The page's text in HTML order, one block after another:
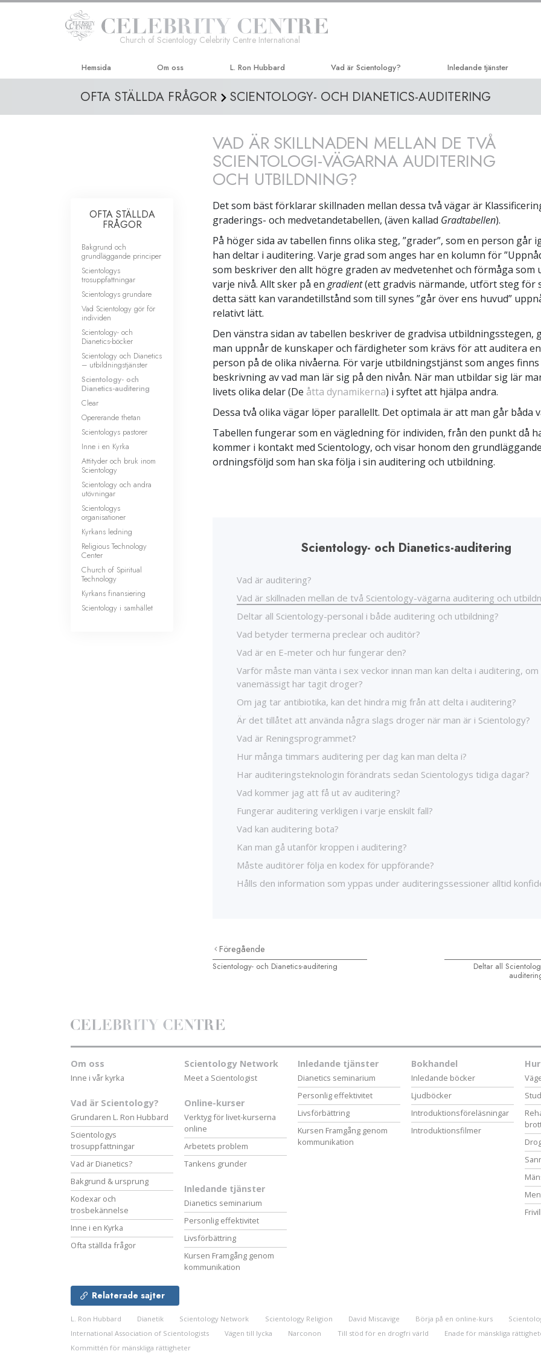
Church of Scientology Celebrity Centre International
Hemsida Om oss L. Ron Hubbard Vad är Scientology?
Trossatser och religiösa bruk
Vad scientologer säger om
Scientology
Träffa en scientolog
Scientologys grundprinciper
En introduktion till Dianetics
Kärlek och hat –
Vad är storhet?
Inledande tjänster
Hubbard-Dianetik-seminariet
Livsförbättring
Framgång genom
OFTA STÄLLDA FRÅGOR SCIENTOLOGY- OCH DIANETICS-AUDITERING
VAD ÄR SKILLNADEN MELLAN DE TVÅ
SCIENTOLOGI-VÄGARNA AUDITERING
OCH UTBILDNING?
Det som bäst förklarar skillnaden mellan dessa två vägar är
graderings- och medvetandetabellen, (även kallad Gradtabellen).
På höger sida av tabellen finns olika steg, ”grader”, som en person går
han deltar i auditering. Varje grad som anges har en kolumn för
som beskriver den allt högre graden av medvetenhet och förmåga som
varje nivå. Allt sker på en gradient(ett gradvis närmande, utfört steg för
detta sätt kan varandetillstånd som till synes ”går över ens huvud”
relativt lätt.
Den vänstra sidan av tabellen beskriver de gradvisa utbildningsstegen,
man uppnår de kunskaper och färdigheter som krävs för att auditera
person på de olika nivåerna. För varje utbildningstjänst som anges finns
beskrivning av vad man lär sig på den nivån. När man utbildar sig lär
livets olika delar (De åtta dynamikerna) i syftet att hjälpa andra.
Dessa två olika vägar löper parallellt. Det optimala är att man går båda
Tabellen fungerar som en vägledning för individen, från den punkt då
kommer i kontakt med Scientology, och visar honom den grundläggande
ordningsföljd som han ska följa i sin auditering och utbildning.
Scientology- och Dianetics-auditering
Vad är auditering?
Vad är skillnaden mellan de två Scientology-vägarna auditering och
Deltar all Scientology-personal i både auditering och utbildning?
Vad betyder termerna preclear och auditör?
Vad är en E-meter och hur fungerar den?
Varför måste man vänta i sex veckor innan man kan delta i auditering, om
vanemässigt har tagit droger?
Om jag tar antibiotika, kan det hindra mig från att delta i auditering?
Är det tillåtet att använda några slags droger när man är i Scientology?
Vad är Reningsprogrammet?
Hur många timmars auditering per dag kan man delta i?
Har auditeringsteknologin förändrats sedan Scientologys tidiga dagar?
Vad kommer jag att få ut av auditering?
Fungerar auditering verkligen i varje enskilt fall?
Vad kan auditering bota?
Kan man gå utanför kroppen i auditering?
Måste auditörer följa en kodex för uppförande?
Hålls den information som yppas under auditeringssessioner alltid
Föregående
Scientology- och Dianetics-auditering Deltar all
OFTA STÄLLDA
FRÅGOR
Bakgrund och
grundläggande principer
Scientologys
trosuppfattningar
Scientologys grundare
Vad Scientology gör för
individen
Scientology- och
Dianetics-böcker
Scientology och Dianetics
– utbildningstjänster
Scientology- och
Dianetics-auditering
Clear
Opererande thetan
Scientologys pastorer
Inne i en Kyrka
Attityder och bruk inom
Scientology
Scientology och andra
utövningar
Scientologys
organisationer
Kyrkans ledning
Religious Technology
Center
Church of Spiritual
Technology
Kyrkans finansiering
Scientology i samhället
Om oss
Inne i vår kyrka
Vad är Scientology?
Grundaren L. Ron Hubbard
Scientologys
trosuppfattningar
Vad är Dianetics?
Bakgrund & ursprung
Kodexar och
trosbekännelse
Inne i en Kyrka
Ofta ställda frågor
Scientology Network
Meet a Scientologist
Online-kurser
Verktyg för livet-kurserna
online
Arbetets problem
Tankens grunder
Inledande tjänster
Dianetics seminarium
Personlig effektivitet
Livsförbättring
Kursen Framgång genom
kommunikation
Inledande tjänster
Dianetics seminarium
Personlig effektivitet
Livsförbättring
Kursen Framgång genom
kommunikation
Bokhandel
Inledande böcker
Ljudböcker
Introduktionsföreläsningar
Introduktionsfilmer
Relaterade sajter
L. Ron Hubbard Dianetik Scientology Network Scientology Religion David Miscavige Börja på en online-kurs
International Association of Scientologists
Vägen till lycka Narconon Till stöd för en drogfri värld Enade för mänskliga
Kommittén för mänskliga rättigheter